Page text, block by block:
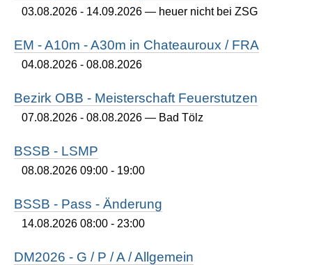
03.08.2026 - 14.09.2026 — heuer nicht bei ZSG
EM - A10m - A30m in Chateauroux / FRA
04.08.2026 - 08.08.2026
Bezirk OBB - Meisterschaft Feuerstutzen
07.08.2026 - 08.08.2026 — Bad Tölz
BSSB - LSMP
08.08.2026 09:00 - 19:00
BSSB - Pass - Änderung
14.08.2026 08:00 - 23:00
DM2026 - G / P / A / Allgemein